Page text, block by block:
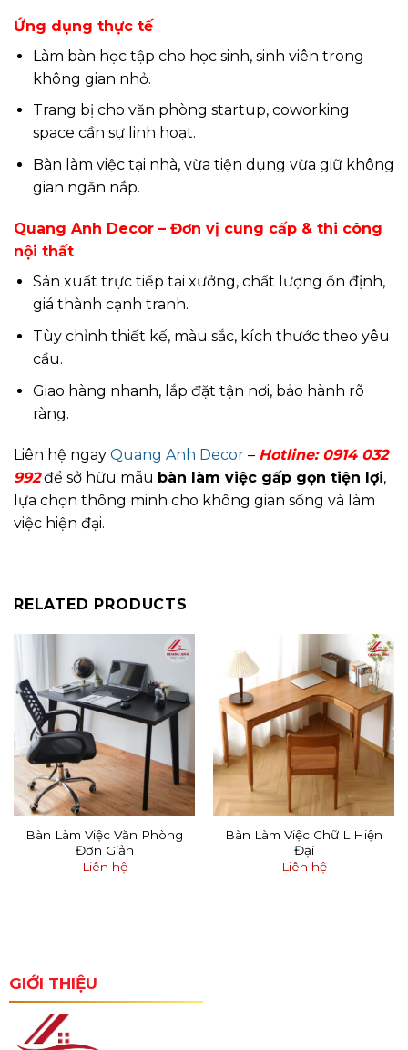
Ứng dụng thực tế
Làm bàn học tập cho học sinh, sinh viên trong
không gian nhỏ.
Trang bị cho văn phòng startup, coworking
space cần sự linh hoạt.
Bàn làm việc tại nhà, vừa tiện dụng vừa giữ không
gian ngăn nắp.
Quang Anh Decor – Đơn vị cung cấp & thi công
nội thất
Sản xuất trực tiếp tại xưởng, chất lượng ổn định,
giá thành cạnh tranh.
Tùy chỉnh thiết kế, màu sắc, kích thước theo yêu
cầu.
Giao hàng nhanh, lắp đặt tận nơi, bảo hành rõ
ràng.
Liên hệ ngay Quang Anh Decor – Hotline: 0914 032
992để sở hữu mẫu bàn làm việc gấp gọn tiện lợi,
lựa chọn thông minh cho không gian sống và làm
việc hiện đại.
RELATED PRODUCTS
Bàn Làm Việc Văn Phòng
Đơn Giản
Liên hệ
Bàn Làm Việc Chữ L Hiện
Đại
Liên hệ
GIỚI THIỆU